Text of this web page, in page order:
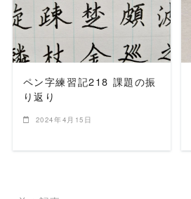
READ MORE
ペン字練習記218 課題の振
り返り
2024年4月15日